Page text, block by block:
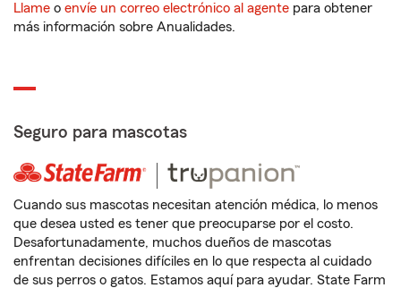
Llame o envíe un correo electrónico al agente para obtener
más información sobre Anualidades.
Seguro para mascotas
Cuando sus mascotas necesitan atención médica, lo menos
que desea usted es tener que preocuparse por el costo.
Desafortunadamente, muchos dueños de mascotas
enfrentan decisiones difíciles en lo que respecta al cuidado
de sus perros o gatos. Estamos aquí para ayudar. State Farm